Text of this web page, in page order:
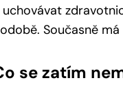
uchovávat
Současně
se zatím